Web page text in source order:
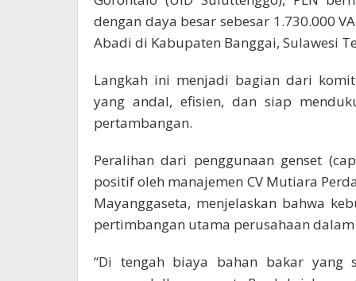
dengan daya besar sebesar 1.730.000
Abadi di Kabupaten Banggai, Sulawesi
Langkah ini menjadi bagian dari
yang andal, efisien, dan siap
pertambangan.
Peralihan dari penggunaan genset
positif oleh manajemen CV Mutiara
Mayanggaseta, menjelaskan bahwa
pertimbangan utama perusahaan
“Di tengah biaya bahan bakar